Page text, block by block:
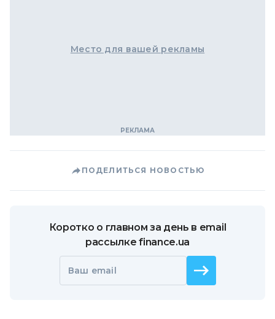
Место для вашей рекламы
ПОДЕЛИТЬСЯ НОВОСТЬЮ
Коротко о главном за день в email
рассылке finance.ua
Ваш email